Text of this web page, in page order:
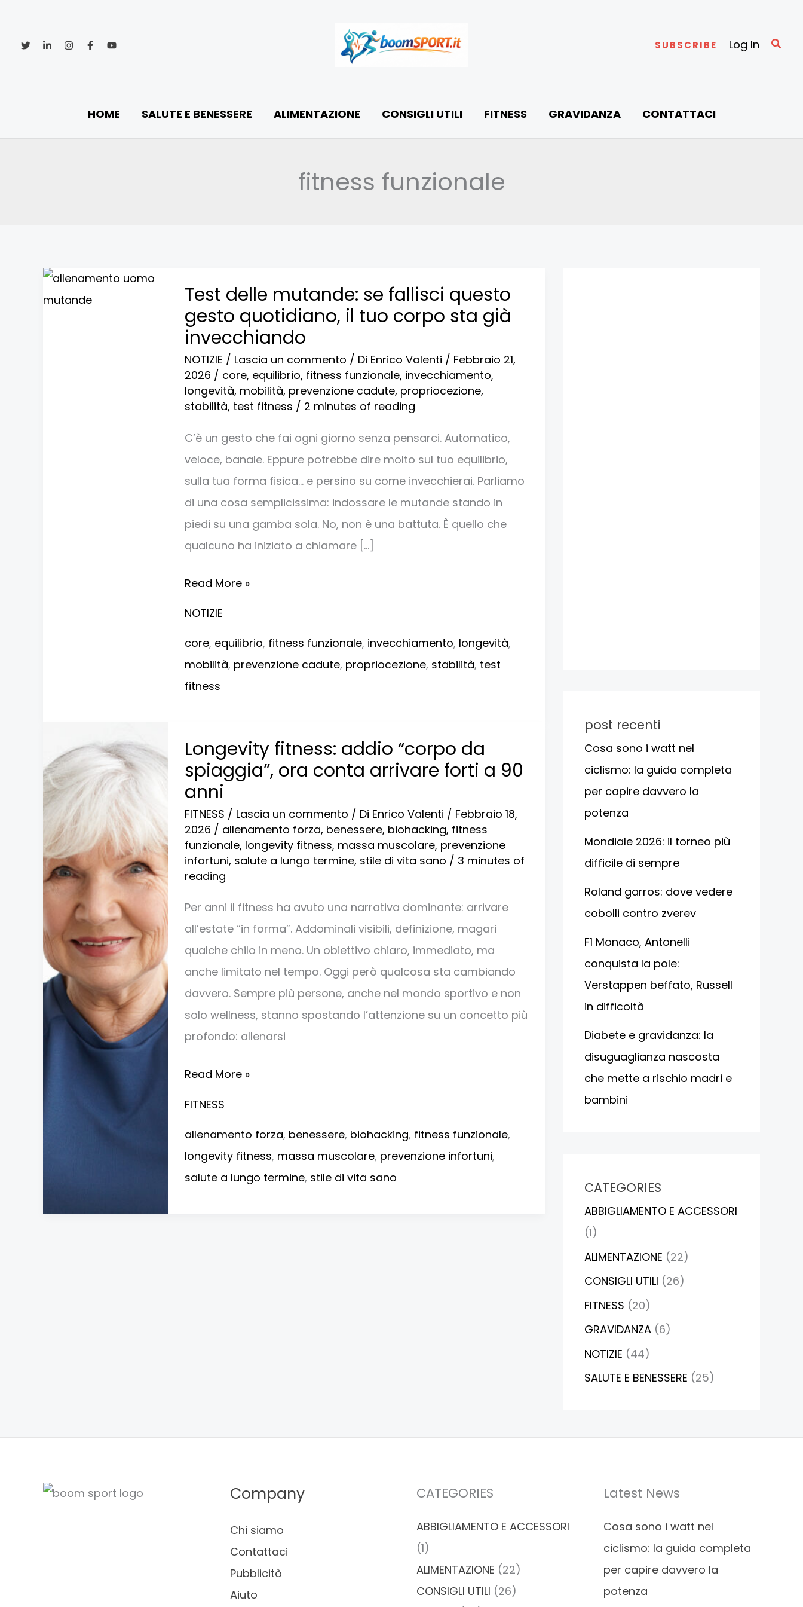
contenuto
SUBSCRIBE Log In Cerca
HOME SALUTE E BENESSERE ALIMENTAZIONE CONSIGLI UTILI FITNESS GRAVIDANZA CONTATTACI
fitness funzionale
Test delle mutande: se fallisci questo
gesto quotidiano, il tuo corpo sta già
invecchiando
NOTIZIE / Lascia un commento / Di Enrico Valenti / Febbraio 21,
2026 / core, equilibrio, fitness funzionale, invecchiamento,
longevità, mobilità, prevenzione cadute, propriocezione,
stabilità, test fitness / 2 minutes of reading
C’è un gesto che fai ogni giorno senza pensarci. Automatico,
veloce, banale. Eppure potrebbe dire molto sul tuo equilibrio,
sulla tua forma fisica… e persino su come invecchierai. Parliamo
di una cosa semplicissima: indossare le mutande stando in
piedi su una gamba sola. No, non è una battuta. È quello che
qualcuno ha iniziato a chiamare […]
delle
mutande:
se
fallisci
questo
gesto
già
invecchiando
Read More »
NOTIZIE
core, equilibrio, fitness funzionale, invecchiamento, longevità,
mobilità, prevenzione cadute, propriocezione, stabilità, test
fitness
Longevity fitness: addio “corpo da
spiaggia”, ora conta arrivare forti a 90
anni
FITNESS / Lascia un commento / Di Enrico Valenti / Febbraio 18,
2026 / allenamento forza, benessere, biohacking, fitness
funzionale, longevity fitness, massa muscolare, prevenzione
infortuni, salute a lungo termine, stile di vita sano / 3 minutes of
reading
Per anni il fitness ha avuto una narrativa dominante: arrivare
all’estate “in forma”. Addominali visibili, definizione, magari
qualche chilo in meno. Un obiettivo chiaro, immediato, ma
anche limitato nel tempo. Oggi però qualcosa sta cambiando
davvero. Sempre più persone, anche nel mondo sportivo e non
solo wellness, stanno spostando l’attenzione su un concetto più
profondo: allenarsi
fitness:
addio
“corpo
da
spiaggia”,
ora
conta
arrivare
forti
a
90
anni
Read More »
FITNESS
allenamento forza, benessere, biohacking, fitness funzionale,
longevity fitness, massa muscolare, prevenzione infortuni,
salute a lungo termine, stile di vita sano
post recenti
Cosa sono i watt nel
ciclismo: la guida completa
per capire davvero la
potenza
Mondiale 2026: il torneo più
difficile di sempre
Roland garros: dove vedere
cobolli contro zverev
F1 Monaco, Antonelli
conquista la pole:
Verstappen beffato, Russell
in difficoltà
Diabete e gravidanza: la
disuguaglianza nascosta
che mette a rischio madri e
bambini
CATEGORIES
ABBIGLIAMENTO E ACCESSORI
(1)
ALIMENTAZIONE (22)
CONSIGLI UTILI (26)
FITNESS (20)
GRAVIDANZA (6)
NOTIZIE (44)
SALUTE E BENESSERE (25)
Company
Chi siamo
Contattaci
Pubblicitò
Aiuto
CATEGORIES
ABBIGLIAMENTO E ACCESSORI
(1)
ALIMENTAZIONE (22)
CONSIGLI UTILI (26)
Latest News
Cosa sono i watt nel
ciclismo: la guida completa
per capire davvero la
potenza